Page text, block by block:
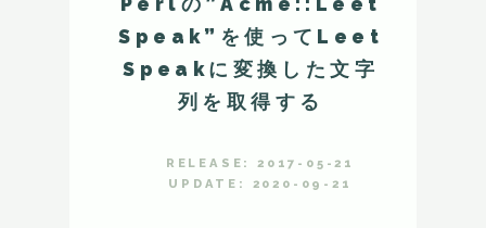
Speak”を使ってLeet
Speakに変換した文字
列を取得する
RELEASE: 2017-05-21
UPDATE: 2020-09-21